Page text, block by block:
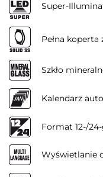
Super-
Pełna
Szkło
Kalendarz
Format 12-/
Wyświetlanie